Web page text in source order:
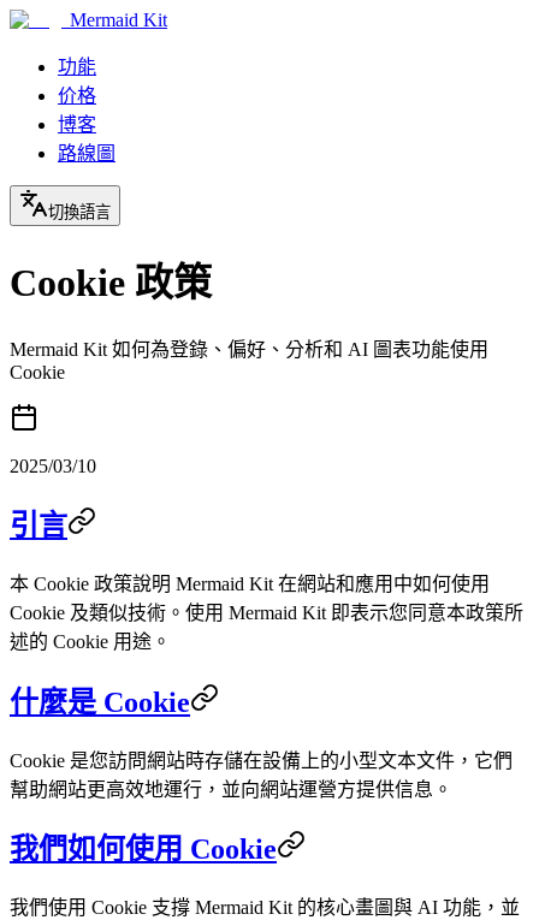
Mermaid Kit
功能
价格
博客
路線圖
切換語言
Cookie 政策
Mermaid Kit 如何為登錄、偏好、分析和 AI 圖表功能使用
Cookie
2025/03/10
引言
本 Cookie 政策說明 Mermaid Kit 在網站和應用中如何使用
Cookie 及類似技術。使用 Mermaid Kit 即表示您同意本政策所
述的 Cookie 用途。
什麼是 Cookie
Cookie 是您訪問網站時存儲在設備上的小型文本文件，它們
幫助網站更高效地運行，並向網站運營方提供信息。
我們如何使用 Cookie
我們使用 Cookie 支撐 Mermaid Kit 的核心畫圖與 AI 功能，並